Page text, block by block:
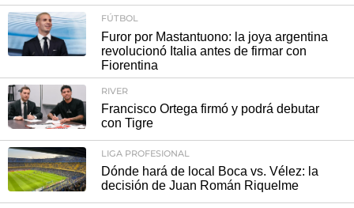
FÚTBOL
Furor por Mastantuono: la joya argentina
revolucionó Italia antes de firmar con
Fiorentina
RIVER
Francisco Ortega firmó y podrá debutar
con Tigre
LIGA PROFESIONAL
Dónde hará de local Boca vs. Vélez: la
decisión de Juan Román Riquelme